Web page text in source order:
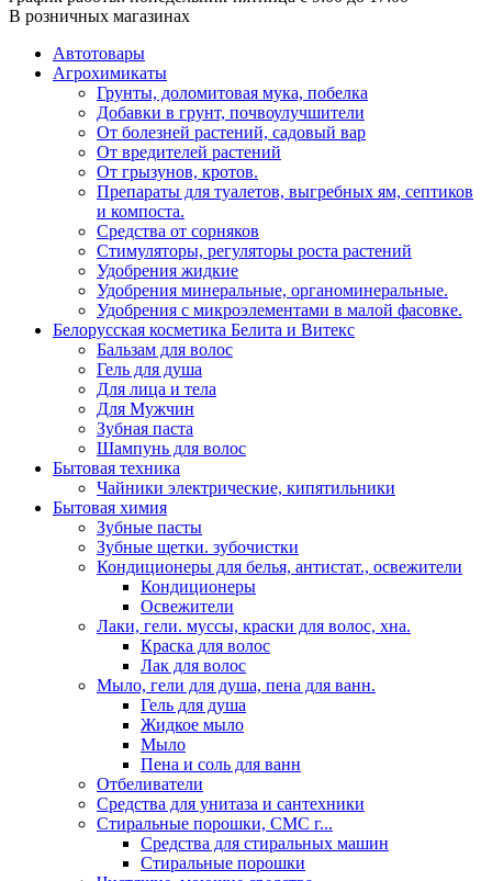
В розничных магазинах
Автотовары
Агрохимикаты
Грунты, доломитовая мука, побелка
Добавки в грунт, почвоулучшители
От болезней растений, садовый вар
От вредителей растений
От грызунов, кротов.
Препараты для туалетов, выгребных ям, септиков
и компоста.
Средства от сорняков
Стимуляторы, регуляторы роста растений
Удобрения жидкие
Удобрения минеральные, органоминеральные.
Удобрения с микроэлементами в малой фасовке.
Белорусская косметика Белита и Витекс
Бальзам для волос
Гель для душа
Для лица и тела
Для Мужчин
Зубная паста
Шампунь для волос
Бытовая техника
Чайники электрические, кипятильники
Бытовая химия
Зубные пасты
Зубные щетки. зубочистки
Кондиционеры для белья, антистат., освежители
Кондиционеры
Освежители
Лаки, гели. муссы, краски для волос, хна.
Краска для волос
Лак для волос
Мыло, гели для душа, пена для ванн.
Гель для душа
Жидкое мыло
Мыло
Пена и соль для ванн
Отбеливатели
Средства для унитаза и сантехники
Стиральные порошки, СМС г...
Средства для стиральных машин
Стиральные порошки